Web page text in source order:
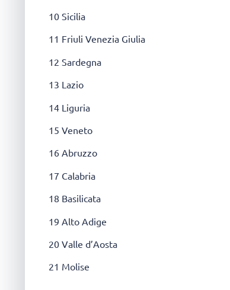
10 Sicilia
11 Friuli Venezia Giulia
12 Sardegna
13 Lazio
14 Liguria
15 Veneto
16 Abruzzo
17 Calabria
18 Basilicata
19 Alto Adige
20 Valle d’Aosta
21 Molise